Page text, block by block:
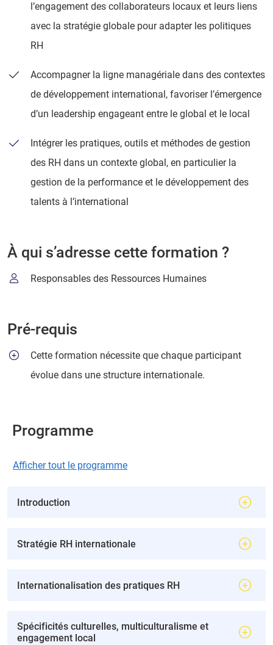
l’engagement des collaborateurs locaux et leurs liens
avec la stratégie globale pour adapter les politiques
RH
Accompagner la ligne managériale dans des contextes
de développement international, favoriser l’émergence
d’un leadership engageant entre le global et le local
Intégrer les pratiques, outils et méthodes de gestion
des RH dans un contexte global, en particulier la
gestion de la performance et le développement des
talents à l’international
À qui s’adresse cette formation ?
Responsables des Ressources Humaines
Pré-requis
Cette formation nécessite que chaque participant
évolue dans une structure internationale.
Programme
Afficher tout le programme
Introduction
Stratégie RH internationale
Internationalisation des pratiques RH
Spécificités culturelles, multiculturalisme et
engagement local